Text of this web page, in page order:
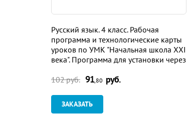
Русский язык. 4 класс. Рабочая
программа и технологические карты
уроков по УМК "Начальная школа XXI
века". Программа для установки через
102 руб. 91 ,80 руб.
ЗАКАЗАТЬ